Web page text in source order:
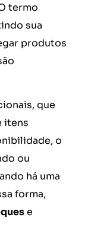
termo
sua
produtos
que
itens
o
ou
há uma
forma,
e